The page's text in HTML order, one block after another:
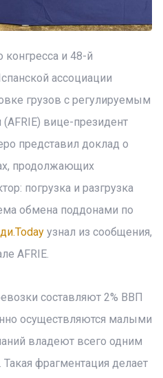
конгресса и 48-й
ассоциации
грузов с регулируемым
вице-президент
представил доклад о
продолжающих
погрузка и разгрузка
обмена поддонами по
узнал из сообщения,
AFRIE.
составляют 2% ВВП
осуществляются малыми
владеют всего одним
фрагментация делает